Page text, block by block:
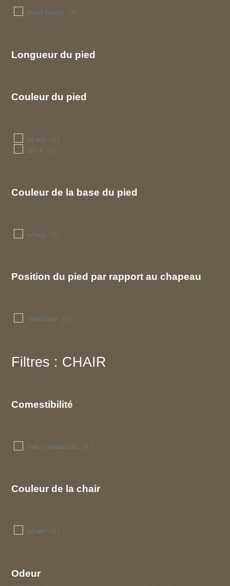
pied plein (1)
Longueur du pied
Couleur du pied
blanc (1)
gris (1)
Couleur de la base du pied
blanc (1)
Position du pied par rapport au chapeau
centrale (1)
Filtres : CHAIR
Comestibilité
non comestible (1)
Couleur de la chair
blanc (1)
Odeur